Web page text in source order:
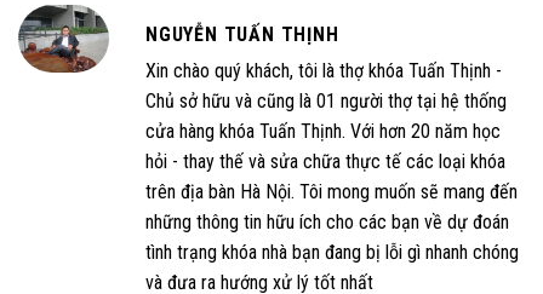
NGUYỄN TUẤN THỊNH
Xin chào quý khách, tôi là thợ khóa Tuấn Thịnh -
Chủ sở hữu và cũng là 01 người thợ tại hệ thống
cửa hàng khóa Tuấn Thịnh. Với hơn 20 năm học
hỏi - thay thế và sửa chữa thực tế các loại khóa
trên địa bàn Hà Nội. Tôi mong muốn sẽ mang đến
những thông tin hữu ích cho các bạn về dự đoán
tình trạng khóa nhà bạn đang bị lỗi gì nhanh chóng
và đưa ra hướng xử lý tốt nhất